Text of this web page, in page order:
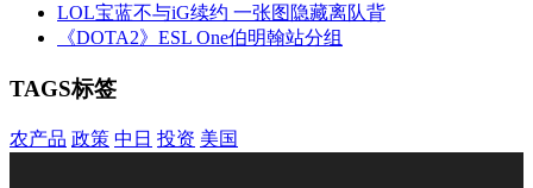
LOL宝蓝不与iG续约 一张图隐藏离队背
《DOTA2》ESL One伯明翰站分组
TAGS标签
农产品 政策 中日 投资 美国